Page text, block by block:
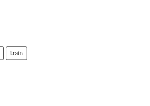
train